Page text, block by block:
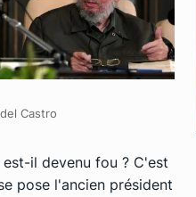
Castro
il devenu fou ? C'est
pose l'ancien président